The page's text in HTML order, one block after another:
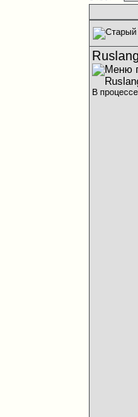
Ruslang
В